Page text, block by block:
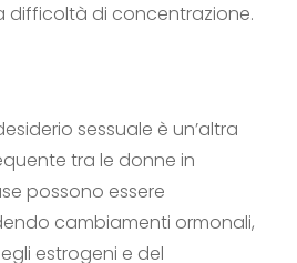
difficoltà di concentrazione.
sessuale è un’altra
tra le donne in
possono essere
cambiamenti ormonali,
estrogeni e del